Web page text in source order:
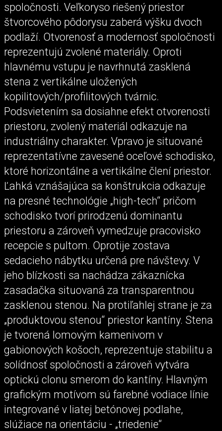
spoločnosti. Veľkoryso riešený priestor
štvorcového pôdorysu zaberá výšku dvoch
podlaží. Otvorenosť a modernosť spoločnosti
reprezentujú zvolené materiály. Oproti
hlavnému vstupu je navrhnutá zasklená
stena z vertikálne uložených
kopilitových/profilitových tvárnic.
Podsvietením sa dosiahne efekt otvorenosti
priestoru, zvolený materiál odkazuje na
industriálny charakter. Vpravo je situované
reprezentatívne zavesené oceľové schodisko,
ktoré horizontálne a vertikálne člení priestor.
Ľahká vznášajúca sa konštrukcia odkazuje
na presné technológie „high-tech“ pričom
schodisko tvorí prirodzenú dominantu
priestoru a zároveň vymedzuje pracovisko
recepcie s pultom. Oprotije zostava
sedacieho nábytku určená pre návštevy. V
jeho blízkosti sa nachádza zákaznícka
zasadačka situovaná za transparentnou
zasklenou stenou. Na protiľahlej strane je za
„produktovou stenou“ priestor kantíny. Stena
je tvorená lomovým kamenivom v
gabionových košoch, reprezentuje stabilitu a
solídnosť spoločnosti a zároveň vytvára
optickú clonu smerom do kantíny. Hlavným
grafickým motívom sú farebné vodiace línie
integrované v liatej betónovej podlahe,
slúžiace na orientáciu - „triedenie“